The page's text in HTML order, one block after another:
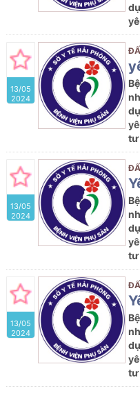
13/05
2024
tư
13/05
2024
tư
13/05
2024
tư